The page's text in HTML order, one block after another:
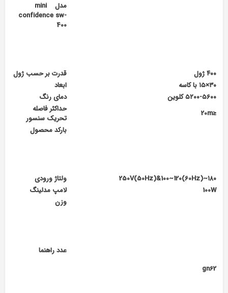
مدل mini
confidence sw-
400
۴۰۰ ژول
قدرت بر حسب ژول
۳۰×۱۵ با کاسه
ابعاد
۵۲۰۰-۵۶۰۰کلوین
دمای رنگ
≤20m
حداکثر فاصله
تحریک سنسور
بارکد محصول
۱۸۰~250V(50Hz)&100~120(60Hz)
ولتاژ ورودی
100W
لامپ مدلینگ
وزن
gn62
عدد راهنما